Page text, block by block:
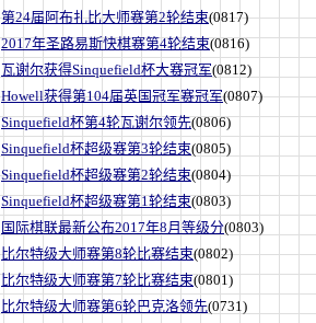
第24届阿布扎比大师赛第2轮结束(0817)
2017年圣路易斯快棋赛第4轮结束(0816)
瓦谢尔获得Sinquefield杯大赛冠军(0812)
Howell获得第104届英国冠军赛冠军(0807)
Sinquefield杯第4轮瓦谢尔领先(0806)
Sinquefield杯超级赛第3轮结束(0805)
Sinquefield杯超级赛第2轮结束(0804)
Sinquefield杯超级赛第1轮结束(0803)
国际棋联最新公布2017年8月等级分(0803)
比尔特级大师赛第8轮比赛结束(0802)
比尔特级大师赛第7轮比赛结束(0801)
比尔特级大师赛第6轮巴克洛领先(0731)